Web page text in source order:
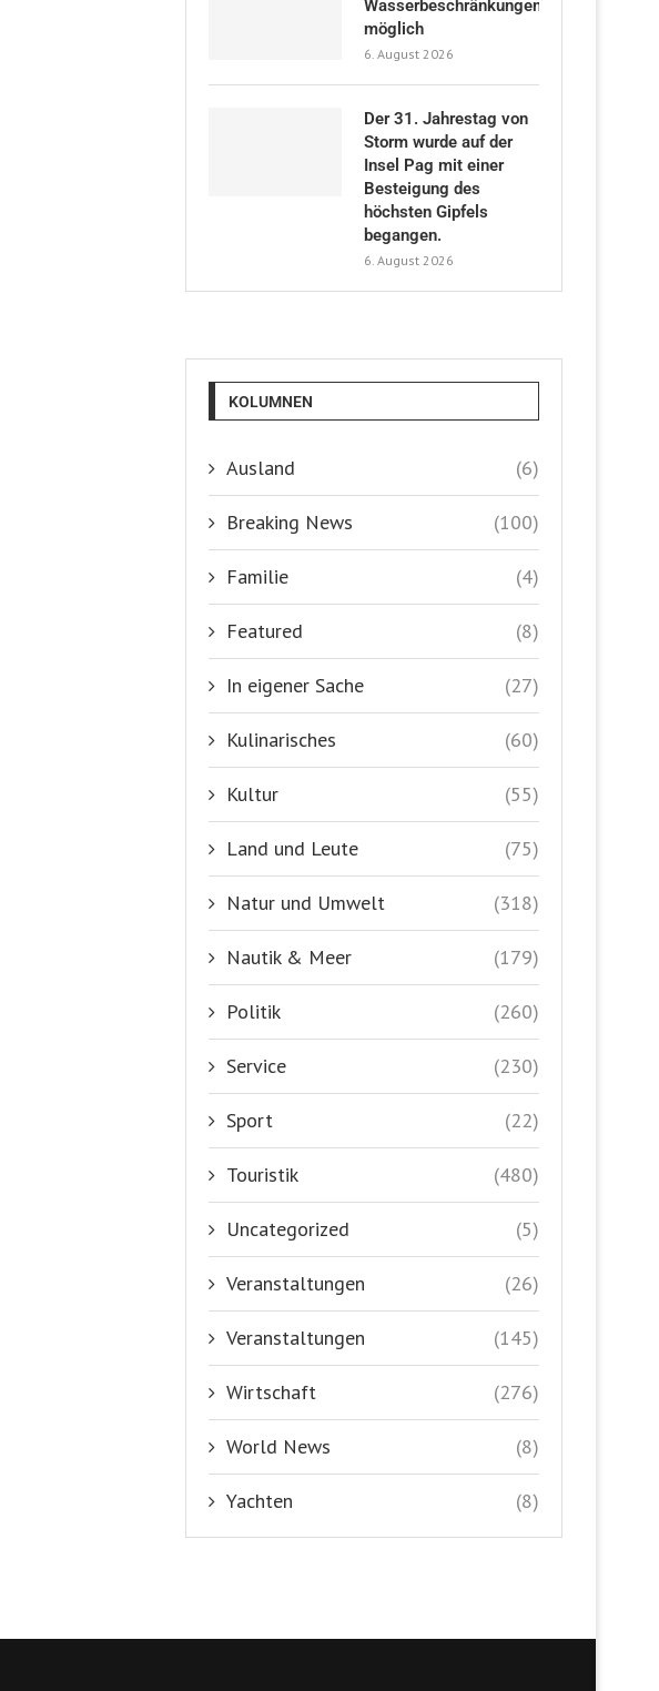
Wasserbeschränkungen
möglich
6. August 2026
Der 31. Jahrestag von
Storm wurde auf der
Insel Pag mit einer
Besteigung des
höchsten Gipfels
begangen.
6. August 2026
KOLUMNEN
Ausland (6)
Breaking News (100)
Familie (4)
Featured (8)
In eigener Sache (27)
Kulinarisches (60)
Kultur (55)
Land und Leute (75)
Natur und Umwelt (318)
Nautik & Meer (179)
Politik (260)
Service (230)
Sport (22)
Touristik (480)
Uncategorized (5)
Veranstaltungen (26)
Veranstaltungen (145)
Wirtschaft (276)
World News (8)
Yachten (8)